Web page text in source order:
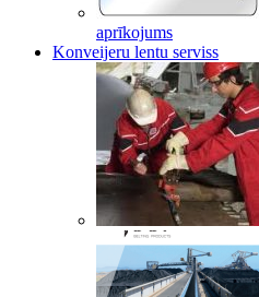
aprīkojums
Konveijeru lentu serviss